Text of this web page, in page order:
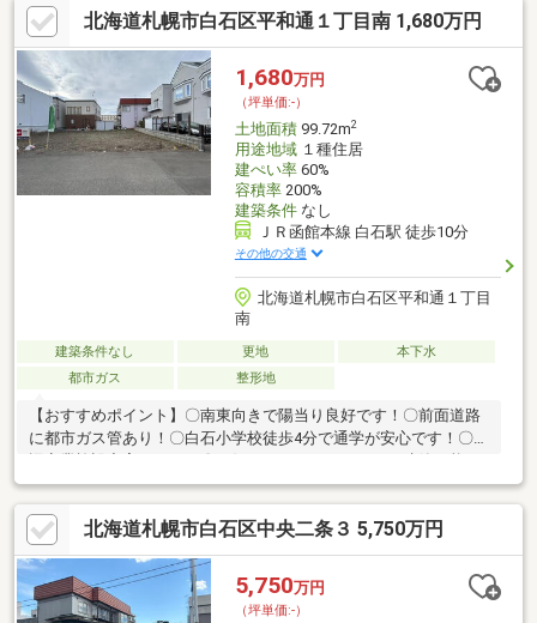
北海道札幌市白石区平和通１丁目南 1,680万円
1,680万円
（坪単価:-）
土地面積99.72m2
用途地域１種住居
建ぺい率60%
容積率200%
建築条件なし
ＪＲ函館本線 白石駅 徒歩10分
その他の交通
北海道札幌市白石区平和通１丁目
南
建築条件なし 更地
本下水
都市ガス
整形地
【おすすめポイント】〇南東向きで陽当り良好です！〇前面道路
に都市ガス管あり！〇白石小学校徒歩4分で通学が安心です！〇周
す！弊社でも建築可能で参考プランあります！お気軽にお問合せ
ください。未公開情報を含め、仲介業務を中心に暮らしをトータ
ルサポート！建築～コンサルティング～ローンサポートまで、不
動産のことなら何でも信託ホームへ♪
北海道札幌市白石区中央二条３ 5,750万円
5,750万円
（坪単価:-）